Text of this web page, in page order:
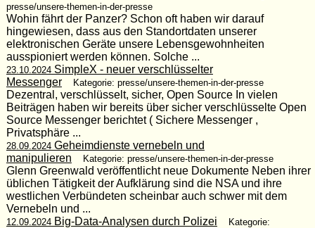
presse/unsere-themen-in-der-presse
Wohin fährt der Panzer? Schon oft haben wir darauf
hingewiesen, dass aus den Standortdaten unserer
elektronischen Geräte unsere Lebensgewohnheiten
ausspioniert werden können. Solche ...
23.10.2024SimpleX - neuer verschlüsselter
Messenger
Kategorie: presse/unsere-themen-in-der-presse
Dezentral, verschlüsselt, sicher, Open Source In vielen
Beiträgen haben wir bereits über sicher verschlüsselte Open
Source Messenger berichtet ( Sichere Messenger ,
Privatsphäre ...
28.09.2024Geheimdienste vernebeln und
manipulieren
Kategorie: presse/unsere-themen-in-der-presse
Glenn Greenwald veröffentlicht neue Dokumente Neben ihrer
üblichen Tätigkeit der Aufklärung sind die NSA und ihre
westlichen Verbündeten scheinbar auch schwer mit dem
Vernebeln und ...
12.09.2024Big-Data-Analysen durch Polizei
Kategorie: